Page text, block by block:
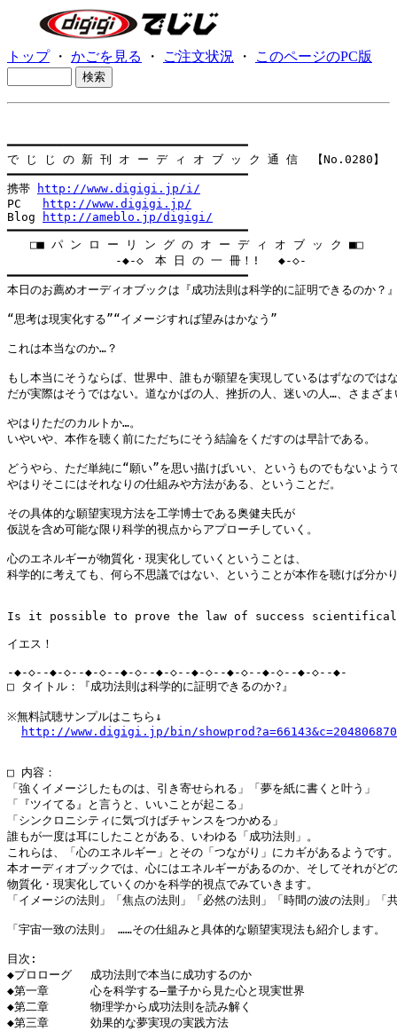
トップ・ かごを見る ・ ご注文状況 ・ このページのPC版
━━━━━━━━━━━━━━━━━━━━━━━━━━━━━━━━━━
で じ じ の 新 刊 オ ー デ ィ オ ブ ッ ク 通 信  【No.0280】
━━━━━━━━━━━━━━━━━━━━━━━━━━━━━━━━━━
携帯
http://www.digigi.jp/i/
PC
http://www.digigi.jp/
Blog
http://ameblo.jp/digigi/
━━━━━━━━━━━━━━━━━━━━━━━━━━━━━━━━━━
□■ パ ン ロ ー リ ン グ の オ ー デ ィ オ ブ ッ ク ■□
    　　        -◆-◇　本 日 の 一 冊！! 　◆-◇-
━━━━━━━━━━━━━━━━━━━━━━━━━━━━━━━━━━
本日のお薦めオーディオブックは『成功法則は科学的に証明できるのか？
“思考は現実化する”“イメージすれば望みはかなう”
これは本当なのか…？
もし本当にそうならば、世界中、誰もが願望を実現しているはずなのでは
だが実際はそうではない。道なかばの人、挫折の人、迷いの人…、さまざま
やはりただのカルトか…。
いやいや、本作を聴く前にただちにそう結論をくだすのは早計である。
どうやら、ただ単純に“願い”を思い描けばいい、というものでもないよう
やはりそこにはそれなりの仕組みや方法がある、ということだ。
その具体的な願望実現方法を工学博士である奥健夫氏が
仮説を含め可能な限り科学的視点からアプローチしていく。
心のエネルギーが物質化・現実化していくということは、
科学的に考えても、何ら不思議ではない、ということが本作を聴けば分か
Is it possible to prove the law of success
イエス！
-◆-◇--◆-◇--◆-◇--◆-◇--◆-◇--◆-◇--◆-◇--◆-◇--◆-◇--◆-
□ タイトル：『成功法則は科学的に証明できるのか?』
※無料試聴サンプルはこちら↓
http://www.digigi.jp/bin/
□ 内容：
「強くイメージしたものは、引き寄せられる」「夢を紙に書くと叶う」
「『ツイてる』と言うと、いいことが起こる」
「シンクロニシティに気づけばチャンスをつかめる」
誰もが一度は耳にしたことがある、いわゆる「成功法則」。
これらは、「心のエネルギー」とその「つながり」にカギがあるようです
本オーディオブックでは、心にはエネルギーがあるのか、そしてそれがど
物質化・現実化していくのかを科学的視点でみていきます。
「イメージの法則」「焦点の法則」「必然の法則」「時間の波の法則」
「宇宙一致の法則」 ……その仕組みと具体的な願望実現法も紹介します。
目次:
◆プロローグ 　成功法則で本当に成功するのか
◆第一章 　　　心を科学する―量子から見た心と現実世界
◆第二章 　　　物理学から成功法則を読み解く
◆第三章 　　　効果的な夢実現の実践方法